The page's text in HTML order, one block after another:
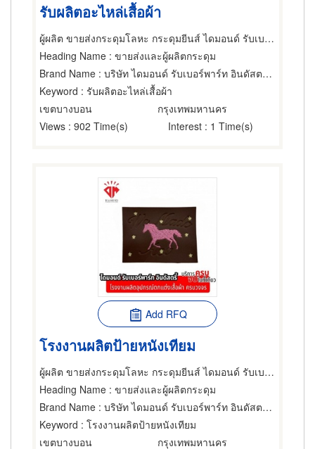
รับผลิตอะไหล่เสื้อผ้า
ผู้ผลิต ขายส่งกระดุมโลหะ กระดุมยีนส์ ไดมอนด์ รับเบอร์พาร์ท อินดัสตรี้
Heading Name : ขายส่งและผู้ผลิตกระดุม
Brand Name : บริษัท ไดมอนด์ รับเบอร์พาร์ท อินดัสตรี้ จำกัด
Keyword : รับผลิตอะไหล่เสื้อผ้า
เขตบางบอน
กรุงเทพมหานคร
Views : 902 Time(s) Interest : 1 Time(s)
Add RFQ
โรงงานผลิตป้ายหนังเทียม
ผู้ผลิต ขายส่งกระดุมโลหะ กระดุมยีนส์ ไดมอนด์ รับเบอร์พาร์ท อินดัสตรี้
Heading Name : ขายส่งและผู้ผลิตกระดุม
Brand Name : บริษัท ไดมอนด์ รับเบอร์พาร์ท อินดัสตรี้ จำกัด
Keyword : โรงงานผลิตป้ายหนังเทียม
เขตบางบอน
กรุงเทพมหานคร